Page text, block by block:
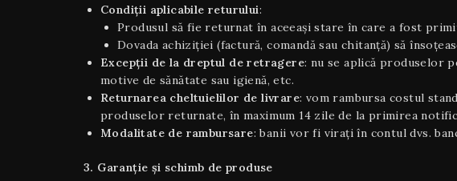
Condiţii aplicabile returului:
Produsul să fie returnat în aceeaşi stare în care a fost
Dovada achiziției (factură, comandă sau chitanță) să
Excepții de la dreptul de retragere: nu se aplică produselor
motive de sănătate sau igienă, etc.
Returnarea cheltuielilor de livrare: vom rambursa costul
produselor returnate, în maximum 14 zile de la primirea
Modalitate de rambursare: banii vor fi virați în contul dvs.
3. Garanție și schimb de produse